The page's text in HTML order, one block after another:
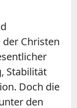
Christen
Stabilität
Doch die
den